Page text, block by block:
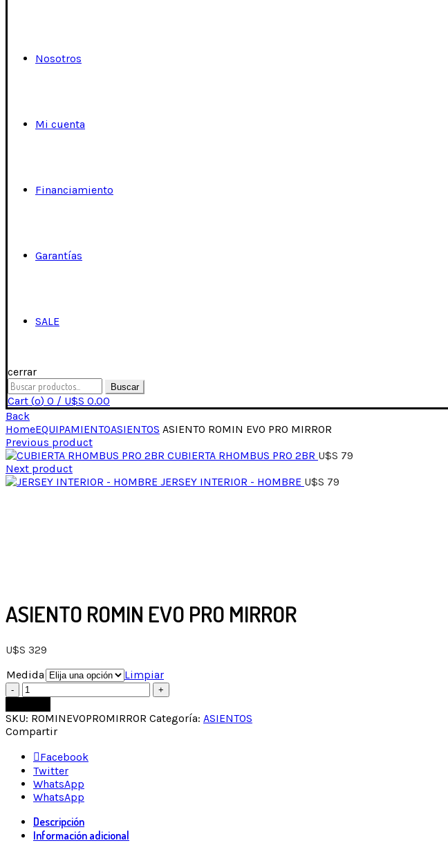
Nosotros
Mi cuenta
Financiamiento
Garantías
SALE
cerrar
Buscar
Cart (o) 0 / U$S 0.00
Back
HomeEQUIPAMIENTOASIENTOS ASIENTO ROMIN EVO PRO MIRROR
Previous product
CUBIERTA RHOMBUS PRO 2BR U$S 79
Next product
JERSEY INTERIOR - HOMBRE U$S 79
ASIENTO ROMIN EVO PRO MIRROR
U$S 329
Medida
Limpiar
SKU: ROMINEVOPROMIRROR Categoría: ASIENTOS
Compartir
Facebook
Twitter
WhatsApp
WhatsApp
Descripción
Información adicional